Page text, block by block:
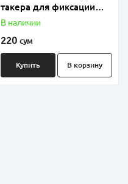
такера для фиксации
труб напольного
В наличии
220 сум
Купить В корзину